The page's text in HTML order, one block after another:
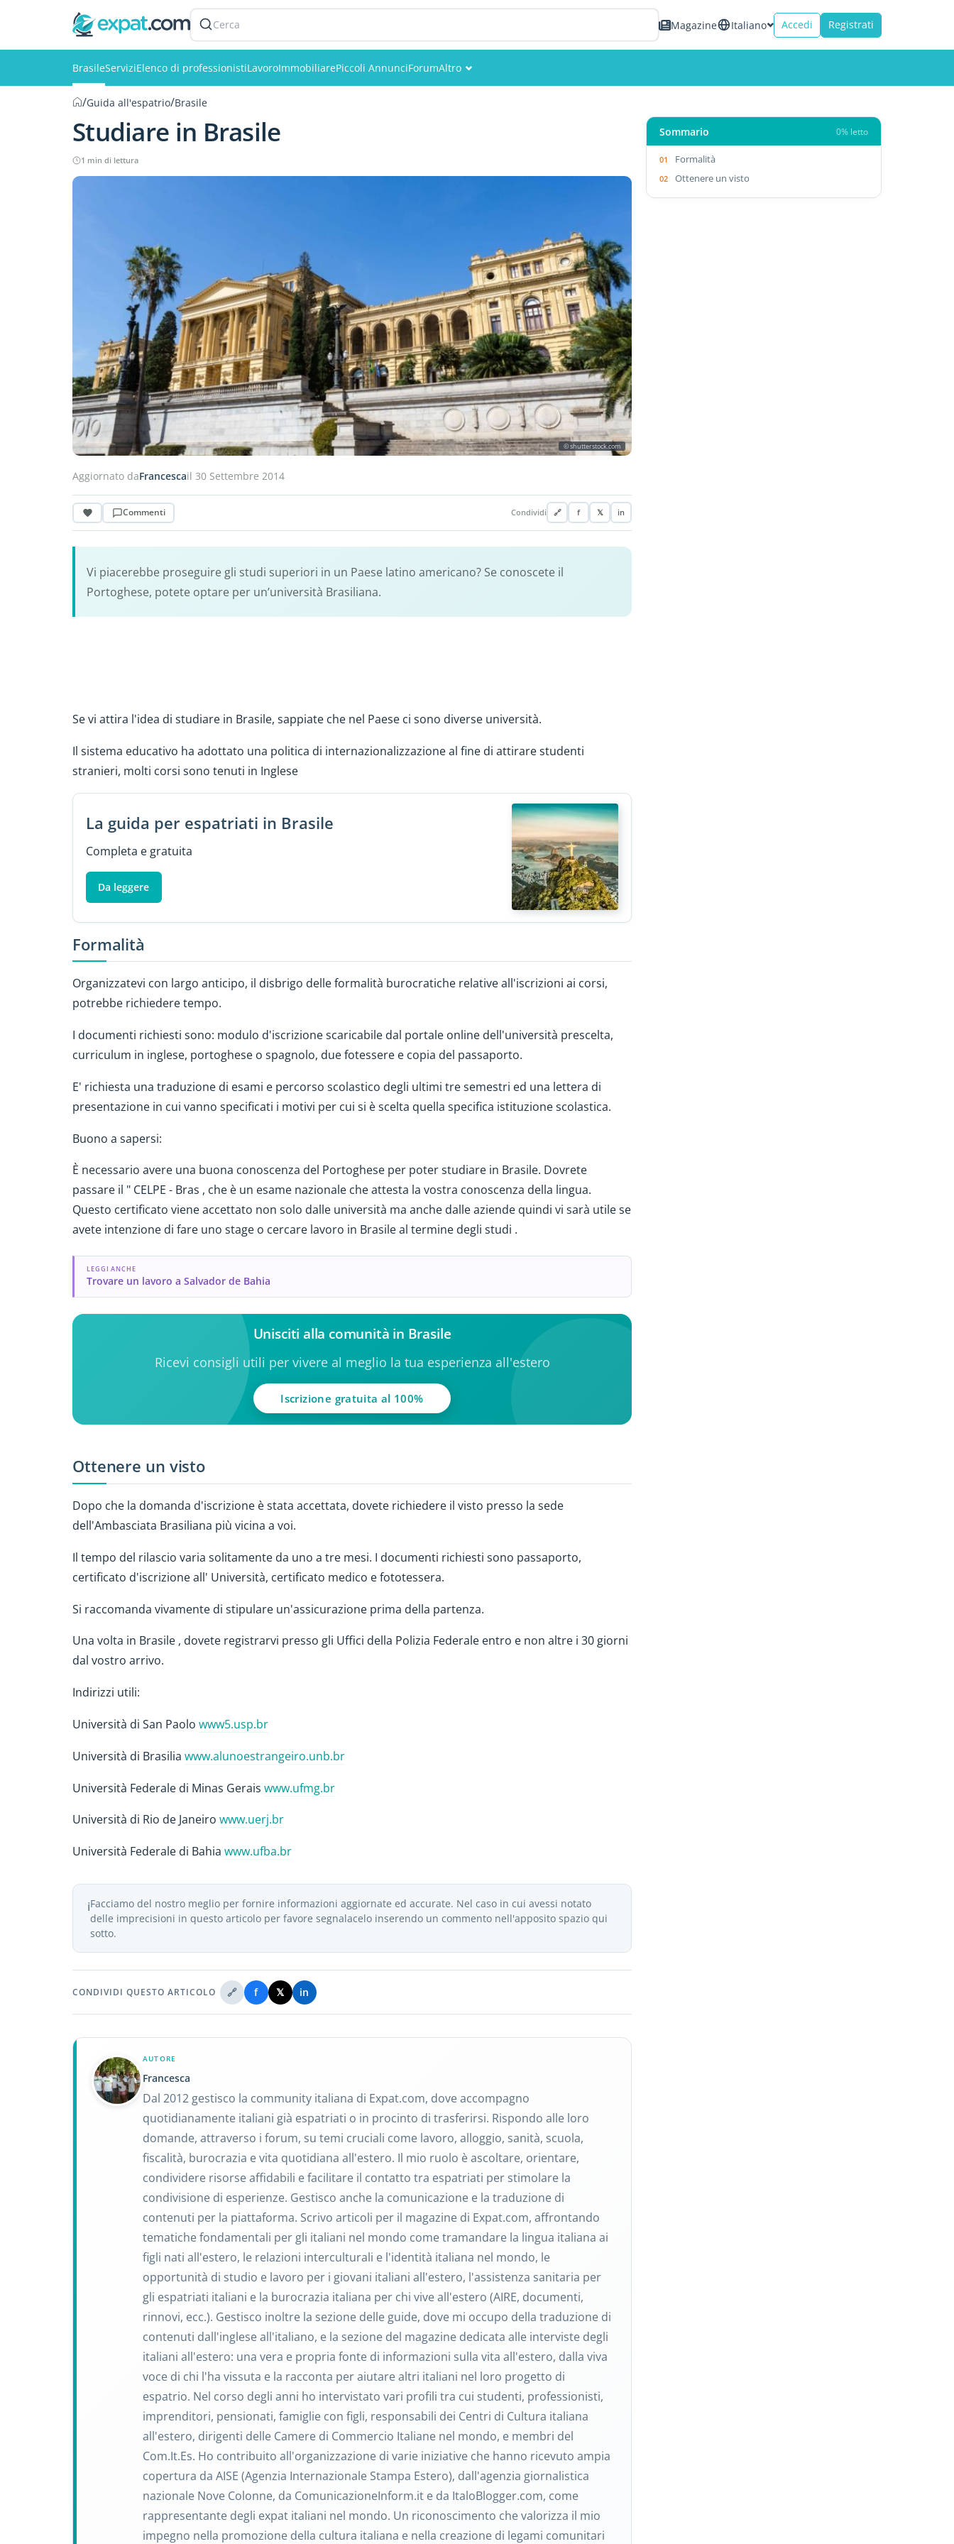
Cerca Magazine Italiano Accedi Registrati
BrasileServiziElenco di professionistiLavoroImmobiliarePiccoli AnnunciForumAltro
/Guida all'espatrio/Brasile
Studiare in Brasile
1 min di lettura
© shutterstock.com
Aggiornato daFrancescail 30 Settembre 2014
Commenti Condividi 🔗 f 𝕏 in
Vi piacerebbe proseguire gli studi superiori in un Paese latino americano? Se conoscete il
Portoghese, potete optare per un’università Brasiliana.
Se vi attira l'idea di studiare in Brasile, sappiate che nel Paese ci sono diverse università.
Il sistema educativo ha adottato una politica di internazionalizzazione al fine di attirare studenti
stranieri, molti corsi sono tenuti in Inglese
La guida per espatriati in Brasile
Completa e gratuita
Da leggere
Formalità
Organizzatevi con largo anticipo, il disbrigo delle formalità burocratiche relative all'iscrizioni ai corsi,
potrebbe richiedere tempo.
I documenti richiesti sono: modulo d'iscrizione scaricabile dal portale online dell'università prescelta,
curriculum in inglese, portoghese o spagnolo, due fotessere e copia del passaporto.
E' richiesta una traduzione di esami e percorso scolastico degli ultimi tre semestri ed una lettera di
presentazione in cui vanno specificati i motivi per cui si è scelta quella specifica istituzione scolastica.
Buono a sapersi:
È necessario avere una buona conoscenza del Portoghese per poter studiare in Brasile. Dovrete
passare il " CELPE - Bras , che è un esame nazionale che attesta la vostra conoscenza della lingua.
Questo certificato viene accettato non solo dalle università ma anche dalle aziende quindi vi sarà utile se
avete intenzione di fare uno stage o cercare lavoro in Brasile al termine degli studi .
LEGGI ANCHE
Trovare un lavoro a Salvador de Bahia
Unisciti alla comunità in Brasile
Ricevi consigli utili per vivere al meglio la tua esperienza all'estero
Iscrizione gratuita al 100%
Ottenere un visto
Dopo che la domanda d'iscrizione è stata accettata, dovete richiedere il visto presso la sede
dell'Ambasciata Brasiliana più vicina a voi.
Il tempo del rilascio varia solitamente da uno a tre mesi. I documenti richiesti sono passaporto,
certificato d'iscrizione all' Università, certificato medico e fototessera.
Si raccomanda vivamente di stipulare un'assicurazione prima della partenza.
Una volta in Brasile , dovete registrarvi presso gli Uffici della Polizia Federale entro e non altre i 30 giorni
dal vostro arrivo.
Indirizzi utili:
Università di San Paolo www5.usp.br
Università di Brasilia www.alunoestrangeiro.unb.br
Università Federale di Minas Gerais www.ufmg.br
Università di Rio de Janeiro www.uerj.br
Università Federale di Bahia www.ufba.br
ℹ️Facciamo del nostro meglio per fornire informazioni aggiornate ed accurate. Nel caso in cui avessi notato
delle imprecisioni in questo articolo per favore segnalacelo inserendo un commento nell'apposito spazio qui
sotto.
CONDIVIDI QUESTO ARTICOLO 🔗 f 𝕏 in
AUTORE
Francesca
Dal 2012 gestisco la community italiana di Expat.com, dove accompagno
quotidianamente italiani già espatriati o in procinto di trasferirsi. Rispondo alle loro
domande, attraverso i forum, su temi cruciali come lavoro, alloggio, sanità, scuola,
fiscalità, burocrazia e vita quotidiana all'estero. Il mio ruolo è ascoltare, orientare,
condividere risorse affidabili e facilitare il contatto tra espatriati per stimolare la
condivisione di esperienze. Gestisco anche la comunicazione e la traduzione di
contenuti per la piattaforma. Scrivo articoli per il magazine di Expat.com, affrontando
tematiche fondamentali per gli italiani nel mondo come tramandare la lingua italiana ai
figli nati all'estero, le relazioni interculturali e l'identità italiana nel mondo, le
opportunità di studio e lavoro per i giovani italiani all'estero, l'assistenza sanitaria per
gli espatriati italiani e la burocrazia italiana per chi vive all'estero (AIRE, documenti,
rinnovi, ecc.). Gestisco inoltre la sezione delle guide, dove mi occupo della traduzione di
contenuti dall'inglese all'italiano, e la sezione del magazine dedicata alle interviste degli
italiani all'estero: una vera e propria fonte di informazioni sulla vita all'estero, dalla viva
voce di chi l'ha vissuta e la racconta per aiutare altri italiani nel loro progetto di
espatrio. Nel corso degli anni ho intervistato vari profili tra cui studenti, professionisti,
imprenditori, pensionati, famiglie con figli, responsabili dei Centri di Cultura italiana
all'estero, dirigenti delle Camere di Commercio Italiane nel mondo, e membri del
Com.It.Es. Ho contribuito all'organizzazione di varie iniziative che hanno ricevuto ampia
copertura da AISE (Agenzia Internazionale Stampa Estero), dall'agenzia giornalistica
nazionale Nove Colonne, da ComunicazioneInform.it e da ItaloBlogger.com, come
rappresentante degli expat italiani nel mondo. Un riconoscimento che valorizza il mio
impegno nella promozione della cultura italiana e nella creazione di legami comunitari
Sommario 0% letto
Formalità
Ottenere un visto